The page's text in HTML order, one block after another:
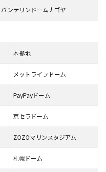
バンテリンドームナゴヤ
本拠地
メットライフドーム
PayPayドーム
京セラドーム
ZOZOマリンスタジアム
札幌ドーム